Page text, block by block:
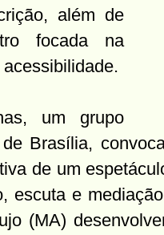
além de
focada na
um grupo
Brasília,
de um
escuta e
(MA)